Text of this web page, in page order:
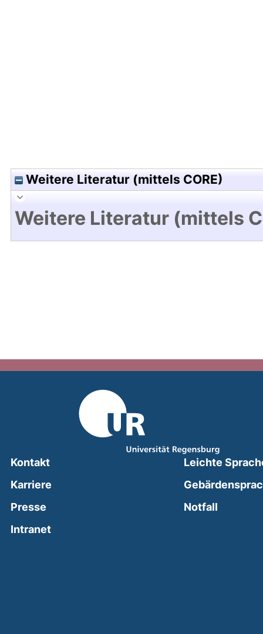
Weitere Literatur (mittels CORE)
Weitere Literatur (mittels
Kontakt
Karriere
Presse
Intranet(external link, opens in a new window)
Leichte
Notfall